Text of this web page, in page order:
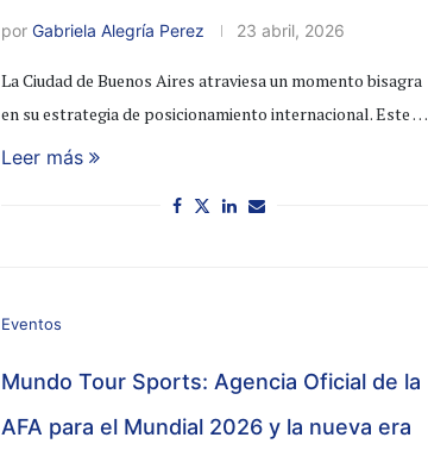
porGabriela Alegría Perez 23 abril, 2026
La Ciudad de Buenos Aires atraviesa un momento bisagra
en su estrategia de posicionamiento internacional. Este …
Leer más
Eventos
Mundo Tour Sports: Agencia Oficial de la
AFA para el Mundial 2026 y la nueva era